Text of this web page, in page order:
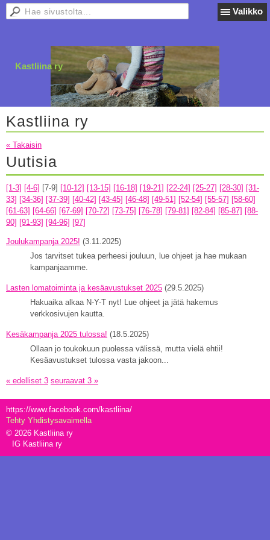
Valikko
Kastliina ry
Kastliina ry
« Takaisin
Uutisia
[1-3] [4-6] [7-9] [10-12] [13-15] [16-18] [19-21] [22-24] [25-27] [28-30] [31-
33] [34-36] [37-39] [40-42] [43-45] [46-48] [49-51] [52-54] [55-57] [58-60]
[61-63] [64-66] [67-69] [70-72] [73-75] [76-78] [79-81] [82-84] [85-87] [88-
90] [91-93] [94-96] [97]
Joulukampanja 2025! (3.11.2025)
Jos tarvitset tukea perheesi jouluun, lue ohjeet ja hae mukaan
kampanjaamme.
Lasten lomatoiminta ja kesäavustukset 2025 (29.5.2025)
Hakuaika alkaa N-Y-T nyt! Lue ohjeet ja jätä hakemus
verkkosivujen kautta.
Kesäkampanja 2025 tulossa! (18.5.2025)
Ollaan jo toukokuun puolessa välissä, mutta vielä ehtii!
Kesäavustukset tulossa vasta jakoon...
« edelliset 3 seuraavat 3 »
https://www.facebook.com/kastliina/
Tehty Yhdistysavaimella
© 2026 Kastliina ry
IG Kastliina ry